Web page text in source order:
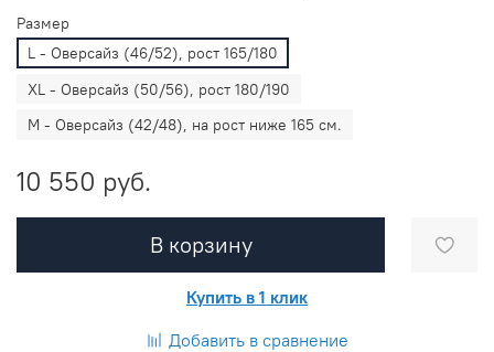
Размер
L - Оверсайз (46/52), рост 165/180
XL - Оверсайз (50/56), рост 180/190
M - Оверсайз (42/48), на рост ниже 165 см.
10 550 руб.
В корзину
Купить в 1 клик
Добавить в сравнение